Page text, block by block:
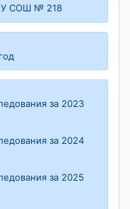
СОШ № 218
за 2023
за 2024
за 2025